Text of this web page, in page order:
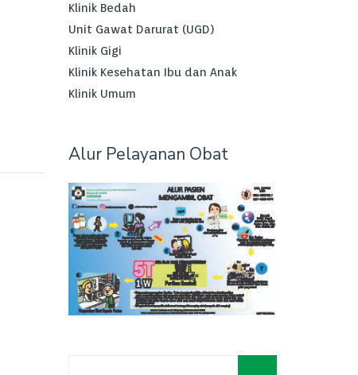
Klinik Bedah
Unit Gawat Darurat (UGD)
Klinik Gigi
Klinik Kesehatan Ibu dan Anak
Klinik Umum
Alur Pelayanan Obat